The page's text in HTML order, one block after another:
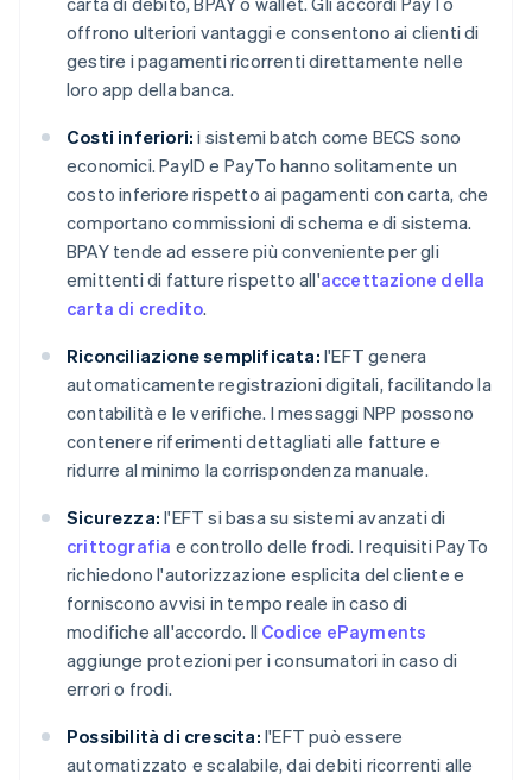
offrono ulteriori vantaggi e consentono ai clienti di
gestire i pagamenti ricorrenti direttamente nelle
loro app della banca.
Costi inferiori: i sistemi batch come BECS sono
economici. PayID e PayTo hanno solitamente un
costo inferiore rispetto ai pagamenti con carta, che
comportano commissioni di schema e di sistema.
BPAY tende ad essere più conveniente per gli
emittenti di fatture rispetto all'accettazione della
carta di credito.
Riconciliazione semplificata: l'EFT genera
automaticamente registrazioni digitali, facilitando la
contabilità e le verifiche. I messaggi NPP possono
contenere riferimenti dettagliati alle fatture e
ridurre al minimo la corrispondenza manuale.
Sicurezza: l'EFT si basa su sistemi avanzati di
crittografia e controllo delle frodi. I requisiti PayTo
richiedono l'autorizzazione esplicita del cliente e
forniscono avvisi in tempo reale in caso di
modifiche all'accordo. Il Codice ePayments
aggiunge protezioni per i consumatori in caso di
errori o frodi.
Possibilità di crescita: l'EFT può essere
automatizzato e scalabile, dai debiti ricorrenti alle